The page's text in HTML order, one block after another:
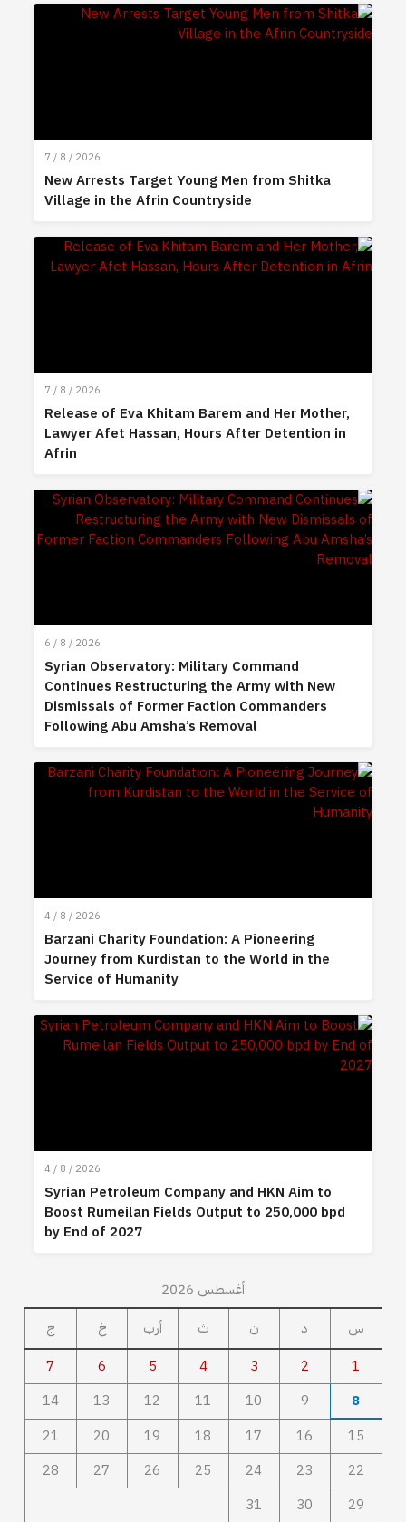
7 / 8 / 2026
New Arrests Target Young Men from Shitka
Village in the Afrin Countryside
7 / 8 / 2026
Release of Eva Khitam Barem and Her Mother,
Lawyer Afet Hassan, Hours After Detention in
Afrin
6 / 8 / 2026
Syrian Observatory: Military Command
Continues Restructuring the Army with New
Dismissals of Former Faction Commanders
Following Abu Amsha’s Removal
4 / 8 / 2026
Barzani Charity Foundation: A Pioneering
Journey from Kurdistan to the World in the
Service of Humanity
4 / 8 / 2026
Syrian Petroleum Company and HKN Aim to
Boost Rumeilan Fields Output to 250,000 bpd
by End of 2027
أغسطس 2026
س
د ن ث أرب خ
ج
1
2
3
4
5
6
7
8
9
10
11
12
13
14
15
16
17
18
19
20
21
22
23
24
25
26
27
28
29
30
31